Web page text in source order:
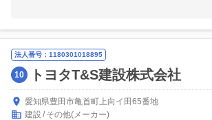
法人番号：1180301018895
10 トヨタT&S建設株式会社
愛知県豊田市亀首町上向イ田65番地
建設
その他(メーカー)